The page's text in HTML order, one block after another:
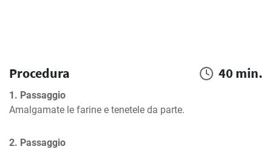
Procedura 40 min.
1. Passaggio
Amalgamate le farine e tenetele da parte.
2. Passaggio